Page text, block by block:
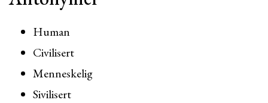
Human
Civilisert
Menneskelig
Sivilisert